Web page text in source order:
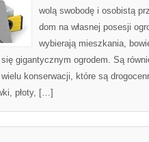
wolą swobodę i osobistą
dom na własnej posesji
wybierają mieszkania,
gigantycznym ogrodem. Są
konserwacji, które są
płoty, […]